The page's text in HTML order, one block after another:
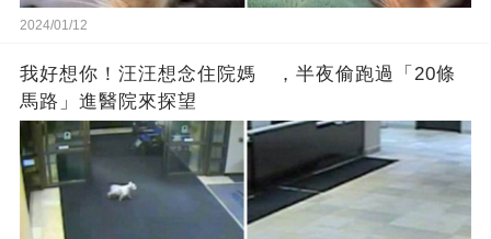
2024/01/12
我好想你！汪汪想念住院媽 ，半夜偷跑過「20條
馬路」進醫院來探望